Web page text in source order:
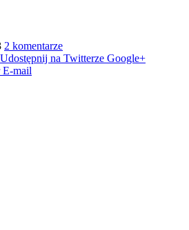
2 komentarze
Udostępnij na Twitterze Google+
E-mail